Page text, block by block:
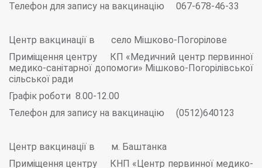
Телефон для запису на вакцинацію 067-678-46-33
Центр вакцинації в село Мішково-Погорілове
Приміщення центру КП «Медичний центр первинної
медико-санітарної допомоги» Мішково-Погорілівської
сільської ради
Графік роботи 8.00-12.00
Телефон для запису на вакцинацію (0512)640123
Центр вакцинації в м. Баштанка
Приміщення центру КНП «Центр первинної медико-